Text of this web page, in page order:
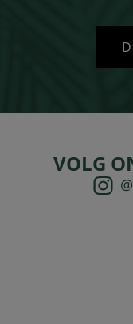
VOLG